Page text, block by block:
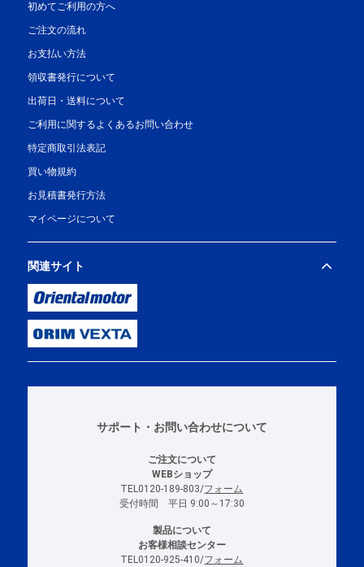
初めてご利用の方へ
ご注文の流れ
お支払い方法
領収書発行について
出荷日・送料について
ご利用に関するよくあるお問い合わせ
特定商取引法表記
買い物規約
お見積書発行方法
マイページについて
関連サイト
サポート・お問い合わせについて
ご注文について
WEBショップ
TEL0120-189-803/フォーム
受付時間 平日 9:00～17:30
製品について
お客様相談センター
TEL0120-925-410/フォーム